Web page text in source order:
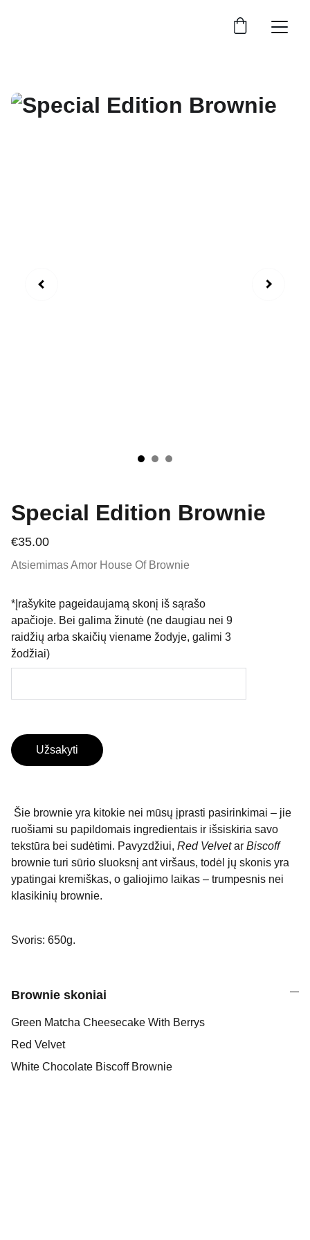
Special Edition Brownie
€35.00
Atsiemimas Amor House Of Brownie
*Įrašykite pageidaujamą skonį iš sąrašo
apačioje. Bei galima žinutė (ne daugiau nei 9
raidžių arba skaičių viename žodyje, galimi 3
žodžiai)
Užsakyti
Šie brownie yra kitokie nei mūsų įprasti pasirinkimai – jie
ruošiami su papildomais ingredientais ir išsiskiria savo
tekstūra bei sudėtimi. Pavyzdžiui, Red Velvetar Biscoff
brownie turi sūrio sluoksnį ant viršaus, todėl jų skonis yra
ypatingai kremiškas, o galiojimo laikas – trumpesnis nei
klasikinių brownie.
Svoris: 650g.
Brownie skoniai
Green Matcha Cheesecake With Berrys
Red Velvet
White Chocolate Biscoff Brownie